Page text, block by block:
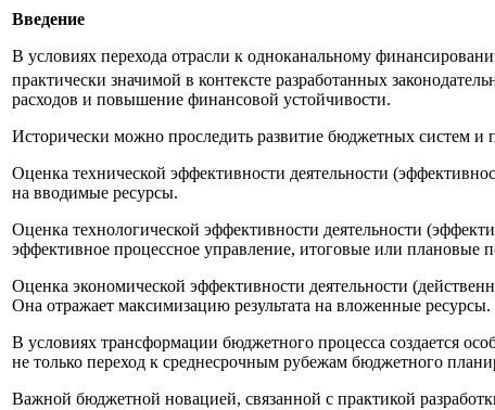
Введение
В условиях перехода отрасли к одноканальному
практически значимой в контексте разработанных
расходов и повышение финансовой устойчивости.
Исторически можно проследить развитие бюджетных систем и
Оценка технической эффективности деятельности
на вводимые ресурсы.
Оценка технологической эффективности деятельности
эффективное процессное управление, итоговые или плановые
Оценка экономической эффективности деятельности
Она отражает максимизацию результата на вложенные ресурсы.
В условиях трансформации бюджетного процесса создается
не только переход к среднесрочным рубежам бюджетного
Важной бюджетной новацией, связанной с практикой